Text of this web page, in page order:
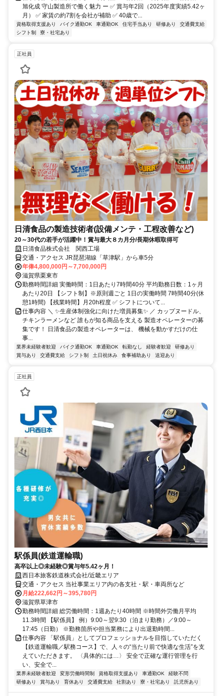
旭化成 守山製造所で働く魅力 ー ✅ 賞与年2回（2025年度実績5.42ヶ
月） ✅ 家賃の約7割を会社が補助 ✅ 40歳で...
資格取得支援あり バイク通勤OK 車通勤OK 住宅手当あり 研修あり
交通費支給
シフト制
寮・社宅あり
正社員
日清食品の製造技術者(設備メンテ・工程改善など)
20～30代の若手が活躍中！賞与最大８カ月分/長期休暇取得可
日清食品株式会社 関西工場
交通・アクセス JR琵琶湖線「草津駅」から車5分
年俸4,800,000円～7,700,000円
滋賀県栗東市
勤務時間詳細 実働時間：1日あたり7時間40分 平均勤務日数：1ヶ月
あたり20日 【シフト制】※原則週ごと 1日の実働時間 7時間40分(休
憩1時間) 【残業時間】月20h程度 ✅ シフトについて...
仕事内容 ＼ ✨生産体制強化に向けた増員募集✨ ／ カップヌードル、
チキンラーメンなど 誰もが知る商品を支える 製造オペレーターの募
集です！ 日清食品の製造オペレーターは、 機械を動かすだけの仕
事...
業界未経験者歓迎 バイク通勤OK 車通勤OK 転勤なし 経験者歓迎
研修あり
賞与あり
交通費支給 シフト制 土日祝休み 食事補助あり 送迎あり
正社員
駅係員(鉄道運輸職)
高卒以上◎未経験◎賞与年5.42ヶ月！
西日本旅客鉄道株式会社/近畿エリア
交通・アクセス 当社事業エリア内の各支社・駅・車両所など
月給222,662円～395,780円
滋賀県草津市
勤務時間詳細 総労働時間：1週あたり40時間 ※時間外労働月平均
11.3時間 【駅係員】 例）9:00～翌9:30（泊まり勤務）／9:00～
17:45（日勤） ※勤務箇所や担当業務により出退勤時間...
仕事内容 「駅係員」としてプロフェッショナルを目指していただく
【鉄道運輸職／駅務コース】で、人々の“当たり前で快適な生活”を支
えていただきます。 〈具体的には…〉 安全で正確な運行管理を行
い、安全で...
業界未経験者歓迎 変形労働時間制 資格取得支援あり 車通勤OK
経験不問
研修あり
賞与あり 育休あり 交通費支給 社割あり 寮・社宅あり 託児所あり